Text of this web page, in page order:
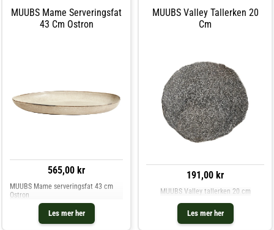
MUUBS Mame Serveringsfat
43 Cm Ostron
565,00 kr
Les mer her
MUUBS Mame serveringsfat 43 cm
Ostron
MUUBS Valley Tallerken 20
Cm
191,00 kr
Les mer her
MUUBS Valley tallerken 20 cm